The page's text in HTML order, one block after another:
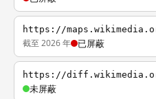
https://
截至 2026 年 已屏蔽
https://
未屏蔽